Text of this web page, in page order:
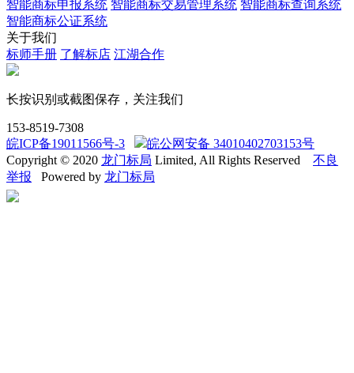
智能商标申报系统 智能商标交易管理系统 智能商标查询系统
智能商标公证系统
关于我们
标师手册 了解标店 江湖合作
长按识别或截图保存，关注我们
153-8519-7308
皖ICP备19011566号-3
皖公网安备 34010402703153号
Copyright © 2020 龙门标局 Limited, All Rights Reserved 不良
举报 Powered by 龙门标局